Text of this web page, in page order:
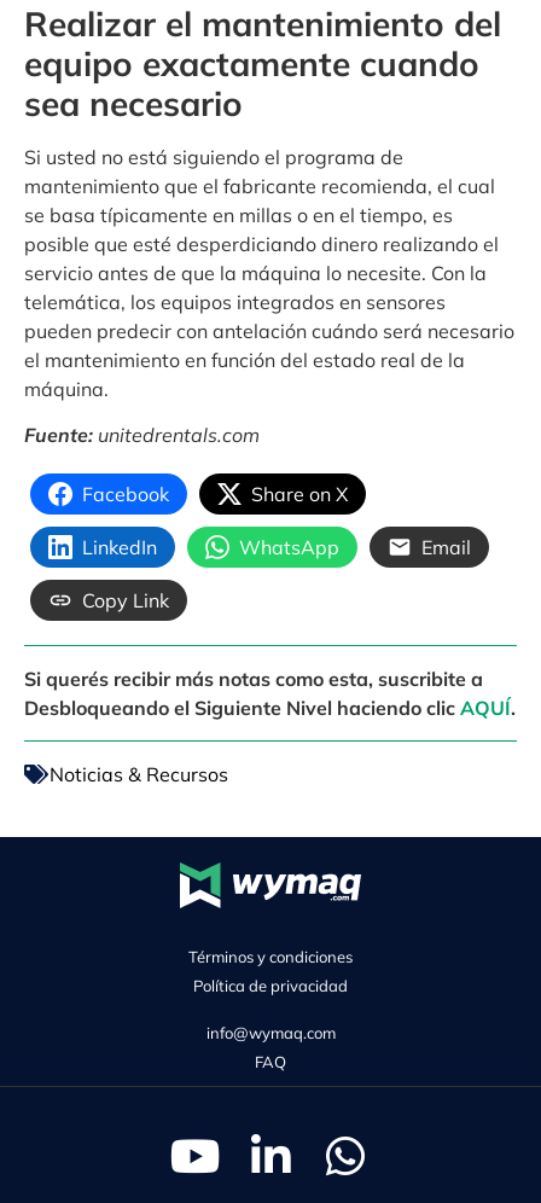
Realizar el mantenimiento del
equipo exactamente cuando
sea necesario
Si usted no está siguiendo el programa de
mantenimiento que el fabricante recomienda, el cual
se basa típicamente en millas o en el tiempo, es
posible que esté desperdiciando dinero realizando el
servicio antes de que la máquina lo necesite. Con la
telemática, los equipos integrados en sensores
pueden predecir con antelación cuándo será necesario
el mantenimiento en función del estado real de la
máquina.
Fuente: unitedrentals.com
Facebook Share on X
LinkedIn WhatsApp Email
Copy Link
Si querés recibir más notas como esta, suscribite a
Desbloqueando el Siguiente Nivel haciendo clic AQUÍ.
Noticias & Recursos
Términos y condiciones
Política de privacidad
info@wymaq.com
FAQ